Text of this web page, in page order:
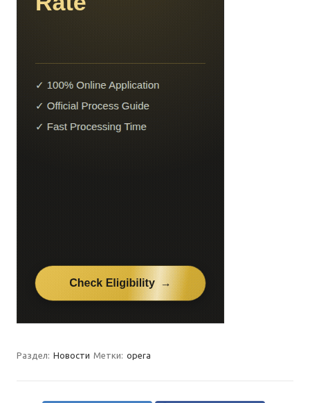
Раздел: Новости Метки: opera